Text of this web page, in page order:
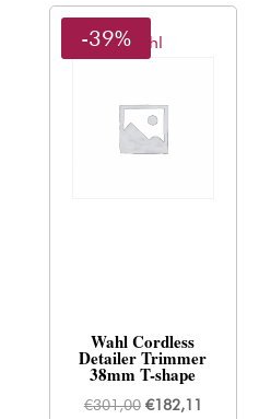
Wahl
-39%
Wahl Cordless
Detailer Trimmer
38mm T-shape
€301,00 Oorspronkelijke
€182,11